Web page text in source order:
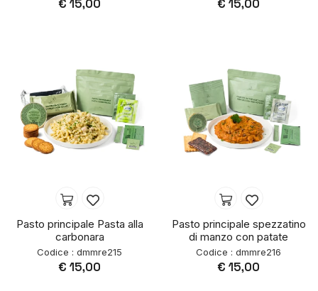
€ 15,00 € 15,00
Pasto principale Pasta alla
carbonara
Codice : dmmre215
€ 15,00
Pasto principale spezzatino
di manzo con patate
Codice : dmmre216
€ 15,00